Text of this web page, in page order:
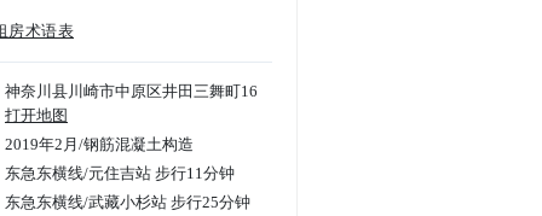
房术语表
神奈川县川崎市中原区井田三舞町16
打开地图
2019年2月 /钢筋混凝土构造
东急东横线/元住吉站 步行11分钟
东急东横线/武藏小杉站 步行25分钟